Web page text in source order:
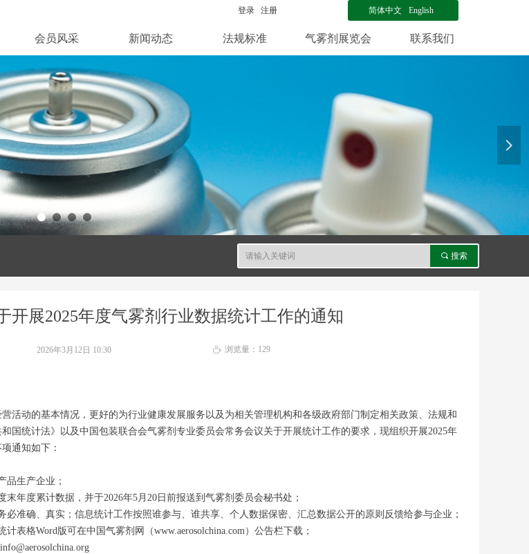
넲
会员风采 新闻动态 法规标准 气雾剂展览会 联系我们
简体中文 English
登录 注册
끠 搜索
开展2025年度气雾剂行业数据统计工作的通知
活动的基本情况，更好的为行业健康发展服务以及为相关管理机构和各级政府部门制定相关政策、法规和
国统计法》以及中国包装联合会气雾剂专业委员会常务会议关于开展统计工作的要求，现组织开展2025年
通知如下：
品生产企业；
末年度累计数据，并于2026年5月20日前报送到气雾剂委员会秘书处；
必准确、真实；信息统计工作按照谁参与、谁共享、个人数据保密、汇总数据公开的原则反馈给参与企业；
表格Word版可在中国气雾剂网（www.aerosolchina.com）公告栏下载；
2026年3月12日 10:30 ꄘ 浏览量： 129